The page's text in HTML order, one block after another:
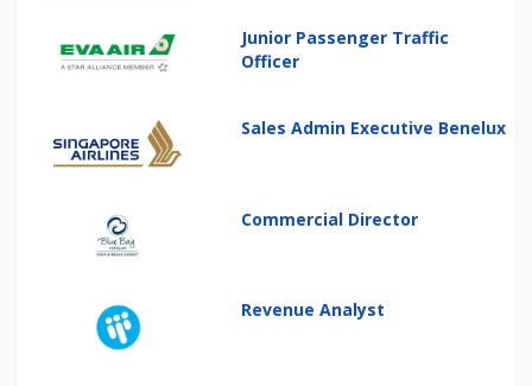
Junior Passenger Traffic
Officer
Sales Admin Executive Benelux
Commercial Director
Revenue Analyst